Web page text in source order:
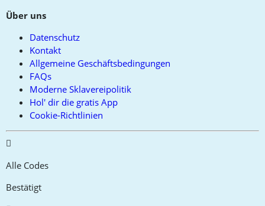
Über uns
Datenschutz
Kontakt
Allgemeine Geschäftsbedingungen
FAQs
Moderne Sklavereipolitik
Hol' dir die gratis App
Cookie-Richtlinien
Alle Codes
Bestätigt